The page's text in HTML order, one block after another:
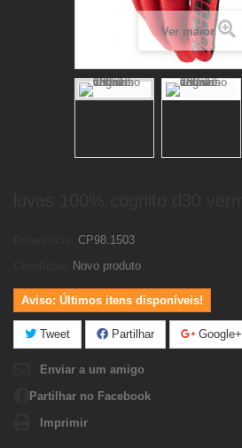
Ver maior
CP98.1503
Novo produto
Aviso: Últimos itens disponíveis!
Tweet Partilhar Google+
Enviar a um amigo
Partilhar no Facebook
Imprimir